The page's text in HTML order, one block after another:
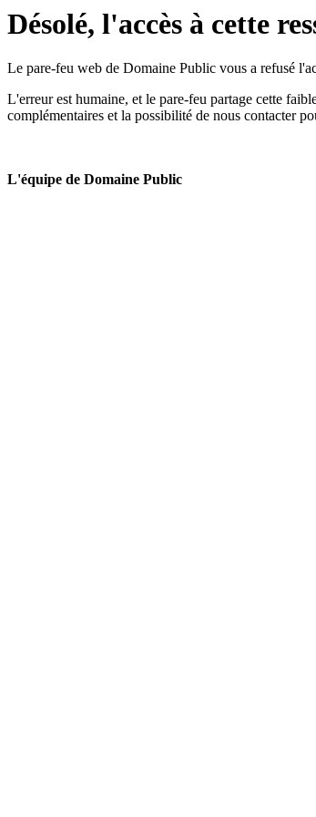
Désolé, l'accès à cette
Le pare-feu web de Domaine Public vous a refusé
L'erreur est humaine, et le pare-feu partage cette
complémentaires et la possibilité de nous contacter
L'équipe de Domaine Public